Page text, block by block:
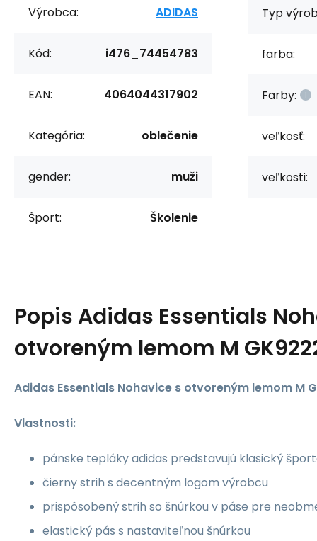
Výrobca: ADIDAS
Kód: i476_74454783
EAN: 4064044317902
Kategória: oblečenie
gender: muži
Šport: Školenie
Typ
farba:
Farby:
veľkosť:
veľkosti:
Popis Adidas Essentials
otvoreným lemom M
Adidas Essentials Nohavice s otvoreným lemom M
Vlastnosti:
pánske tepláky adidas predstavujú klasický
čierny strih s decentným logom výrobcu
prispôsobený strih so šnúrkou v páse pre
elastický pás s nastaviteľnou šnúrkou